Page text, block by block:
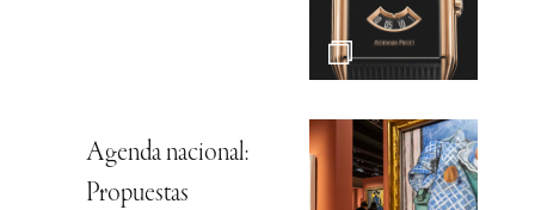
Agenda nacional:
Propuestas